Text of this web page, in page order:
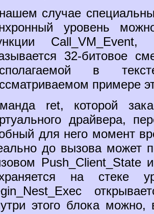
случае
уровень
32-битовое
в
примере
ret, которой
драйвера,
для него момент
до вызова может
Push_Client_State
на стеке
этого блока можно,